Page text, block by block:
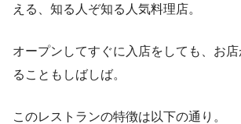
える、知る人ぞ知る人気料理店。
オープンしてすぐに入店をしても、お
ることもしばしば。
このレストランの特徴は以下の通り。